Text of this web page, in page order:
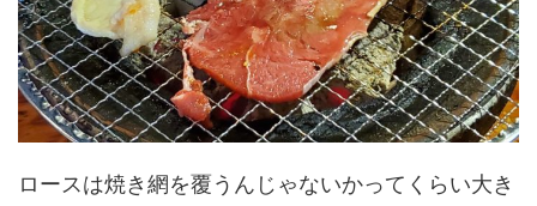
ロースは焼き網を覆うんじゃないかってくらい大き